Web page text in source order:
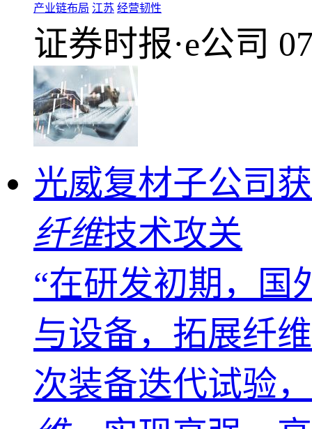
产业链布局 江苏 经营韧性
证券时报·e公司
光威复材子公司
纤维技术攻关
“在研发初期，国
与设备，拓展纤
次装备迭代试验